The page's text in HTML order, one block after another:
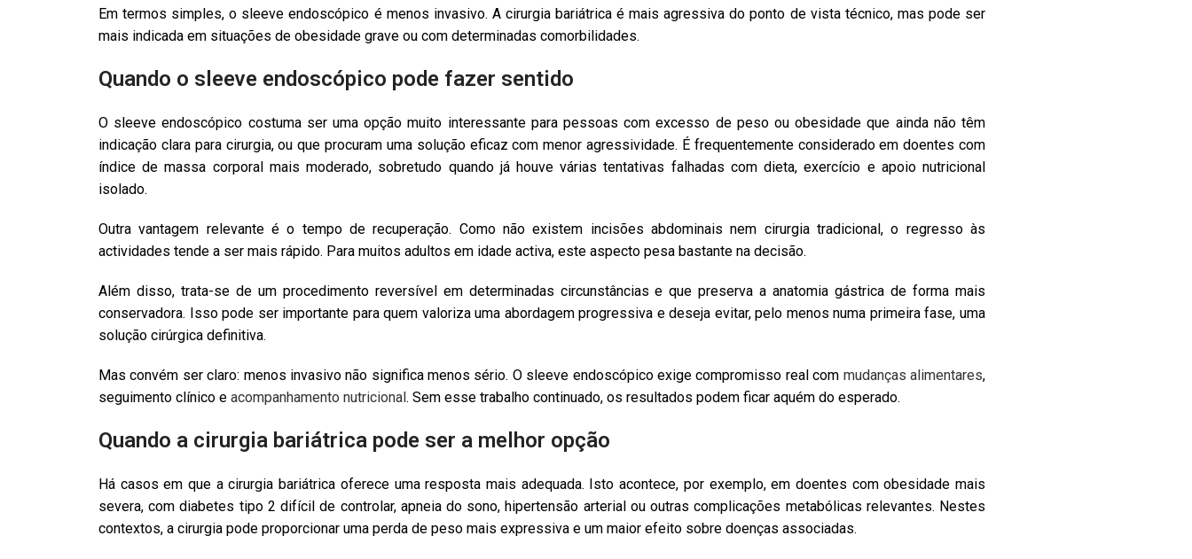
Em termos simples, o sleeve endoscópico é menos invasivo. A cirurgia bariátrica é mais agressiva do ponto de vista técnico, mas pode ser
mais indicada em situações de obesidade grave ou com determinadas comorbilidades.
Quando o sleeve endoscópico pode fazer sentido
O sleeve endoscópico costuma ser uma opção muito interessante para pessoas com excesso de peso ou obesidade que ainda não têm
indicação clara para cirurgia, ou que procuram uma solução eficaz com menor agressividade. É frequentemente considerado em doentes com
índice de massa corporal mais moderado, sobretudo quando já houve várias tentativas falhadas com dieta, exercício e apoio nutricional
isolado.
Outra vantagem relevante é o tempo de recuperação. Como não existem incisões abdominais nem cirurgia tradicional, o regresso às
actividades tende a ser mais rápido. Para muitos adultos em idade activa, este aspecto pesa bastante na decisão.
Além disso, trata-se de um procedimento reversível em determinadas circunstâncias e que preserva a anatomia gástrica de forma mais
conservadora. Isso pode ser importante para quem valoriza uma abordagem progressiva e deseja evitar, pelo menos numa primeira fase, uma
solução cirúrgica definitiva.
Mas convém ser claro: menos invasivo não significa menos sério. O sleeve endoscópico exige compromisso real com mudanças alimentares,
seguimento clínico e acompanhamento nutricional . Sem esse trabalho continuado, os resultados podem ficar aquém do esperado.
Quando a cirurgia bariátrica pode ser a melhor opção
Há casos em que a cirurgia bariátrica oferece uma resposta mais adequada. Isto acontece, por exemplo, em doentes com obesidade mais
severa, com diabetes tipo 2 difícil de controlar, apneia do sono, hipertensão arterial ou outras complicações metabólicas relevantes. Nestes
contextos, a cirurgia pode proporcionar uma perda de peso mais expressiva e um maior efeito sobre doenças associadas.